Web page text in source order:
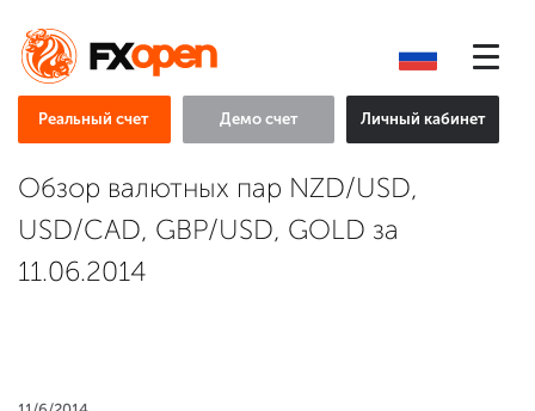
Реальный счет Демо счет Личный кабинет
Обзор валютных пар NZD/USD,
USD/CAD, GBP/USD, GOLD за
11.06.2014